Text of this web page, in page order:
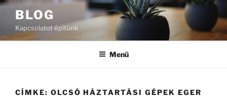
Tartalomhoz
BLOG
Kapcsolatot építünk
Menü
CÍMKE: OLCSÓ HÁZTARTÁSI GÉPEK EGER